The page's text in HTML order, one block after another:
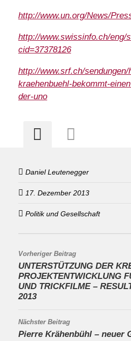
http://www.un.org/News/
http://www.swissinfo.ch/eng/
cid=37378126
http://www.srf.ch/
kraehenbuehl-bekommt-
der-uno
Daniel Leutenegger
17. Dezember 2013
Politik und Gesellschaft
Vorheriger Beitrag
UNTERSTÜTZUNG DER
PROJEKTENTWICKLUNG
UND TRICKFILME –
2013
Nächster Beitrag
Pierre Krähenbühl – neuer